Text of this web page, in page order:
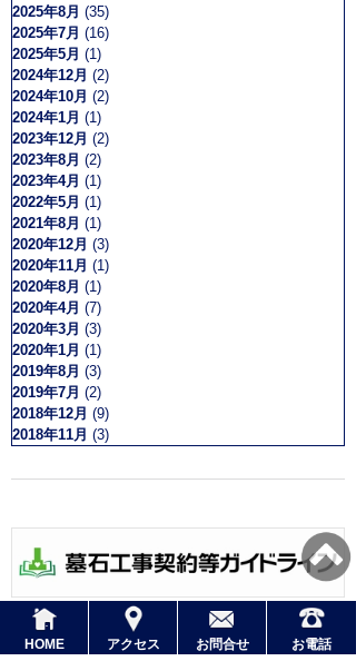
2025年8月 (35)
2025年7月 (16)
2025年5月 (1)
2024年12月 (2)
2024年10月 (2)
2024年1月 (1)
2023年12月 (2)
2023年8月 (2)
2023年4月 (1)
2022年5月 (1)
2021年8月 (1)
2020年12月 (3)
2020年11月 (1)
2020年8月 (1)
2020年4月 (7)
2020年3月 (3)
2020年1月 (1)
2019年8月 (3)
2019年7月 (2)
2018年12月 (9)
2018年11月 (3)
HOME アクセス お問合せ お電話